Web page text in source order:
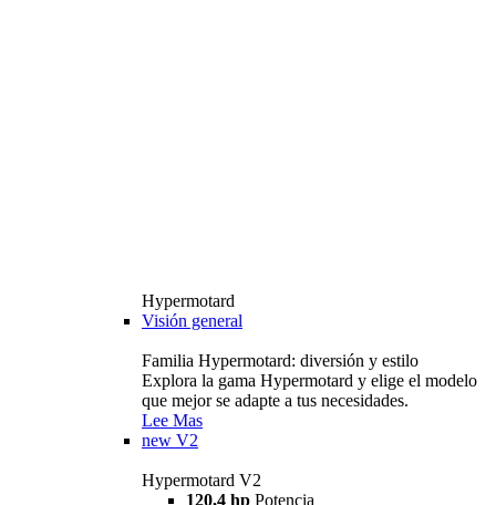
Hypermotard
Visión general
Familia Hypermotard: diversión y estilo
Explora la gama Hypermotard y elige el modelo
que mejor se adapte a tus necesidades.
Lee Mas
new V2
Hypermotard V2
120,4 hp Potencia